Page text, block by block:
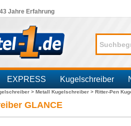
43 Jahre Erfahrung
EXPRESS Kugelschreiber
> Metall Kugelschreiber > Ritter-Pen
GLANCE